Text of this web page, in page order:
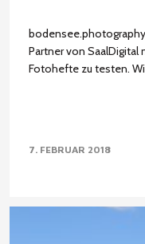
Partner von SaalDigital
Fotohefte zu testen.
7. FEBRUAR 2018